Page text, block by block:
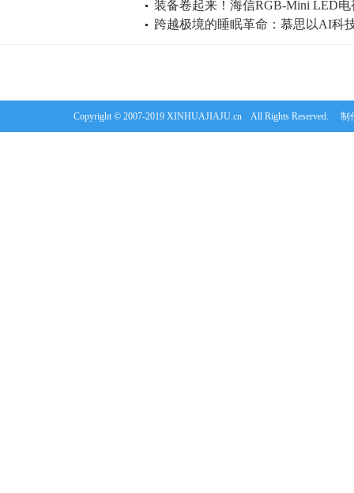
Mini LED电视
装备卷起来！海信RGB-Mini LED电
界杯视觉狂欢
跨越极境的睡眠革命：慕思以AI科
Copyright © 2007-2019 XINHUAJIAJU.cn All Rights Reserved.